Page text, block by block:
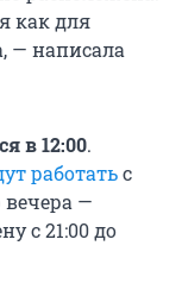
как для
— написала
в 12:00.
работатьс
вечера —
с 21:00 до